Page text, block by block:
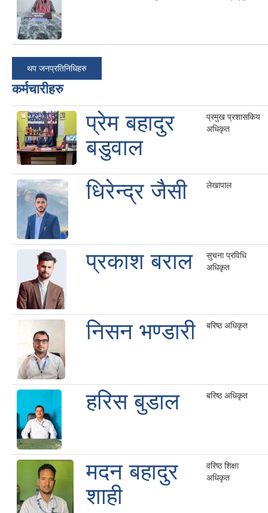
थप जनप्रतिनिधिहरु
कर्मचारीहरु
प्रेम बहादुर
बडुवाल
प्रमुख प्रशासकिय
अधिकृत
धिरेन्द्र जैसी लेखापाल
प्रकाश बराल
सुचना प्रविधि
अधिकृत
निसन भण्डारी बरिष्ठ अधिकृत
हरिस बुडाल बरिष्ठ अधिकृत
मदन बहादुर
शाही
वरिष्ठ शिक्षा
अधिकृत